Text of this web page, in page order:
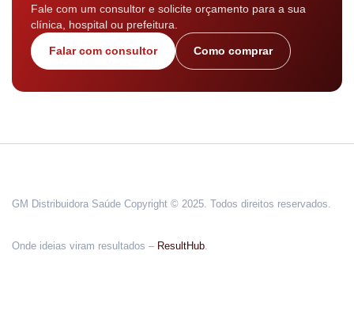
Fale com um consultor e solicite orçamento para a sua
clínica, hospital ou prefeitura.
Falar com consultor Como comprar
GM Distribuidora Saúde Copyright © 2025. Todos direitos reservados.
Onde ideias viram resultados – ResultHub.